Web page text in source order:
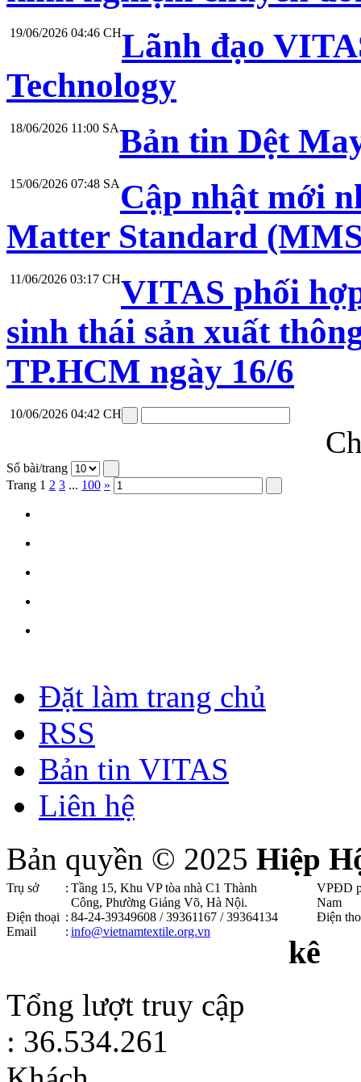
19/06/2026 04:46 CHLãnh đạo
Technology
18/06/2026 11:00 SABản tin Dệt
15/06/2026 07:48 SA Cập nhật mới
Matter Standard
11/06/2026 03:17 CHVITAS phối
sinh thái sản xuất
TP.HCM ngày 16/6
10/06/2026 04:42 CH
Số bài/trang
Trang 1 2 3 ... 100 »
Đặt làm trang chủ
RSS
Bản tin VITAS
Liên hệ
Bản quyền © 2025 Hiệp
Trụ sở : Tầng 15, Khu VP tòa nhà C1 Thành
Công, Phường Giảng Võ, Hà Nội .
Điện thoại : 84-24-39349608 / 39361167 / 39364134
Email
: info@vietnamtextile.org.vn
VPĐD
Nam
Điện
kê
Tổng lượt truy cập
: 36.534.261